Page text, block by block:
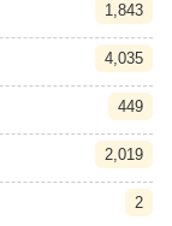
1,843
4,035
449
2,019
2